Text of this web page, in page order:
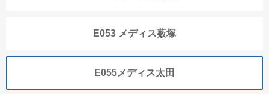
E053 メディス薮塚
E055メディス太田